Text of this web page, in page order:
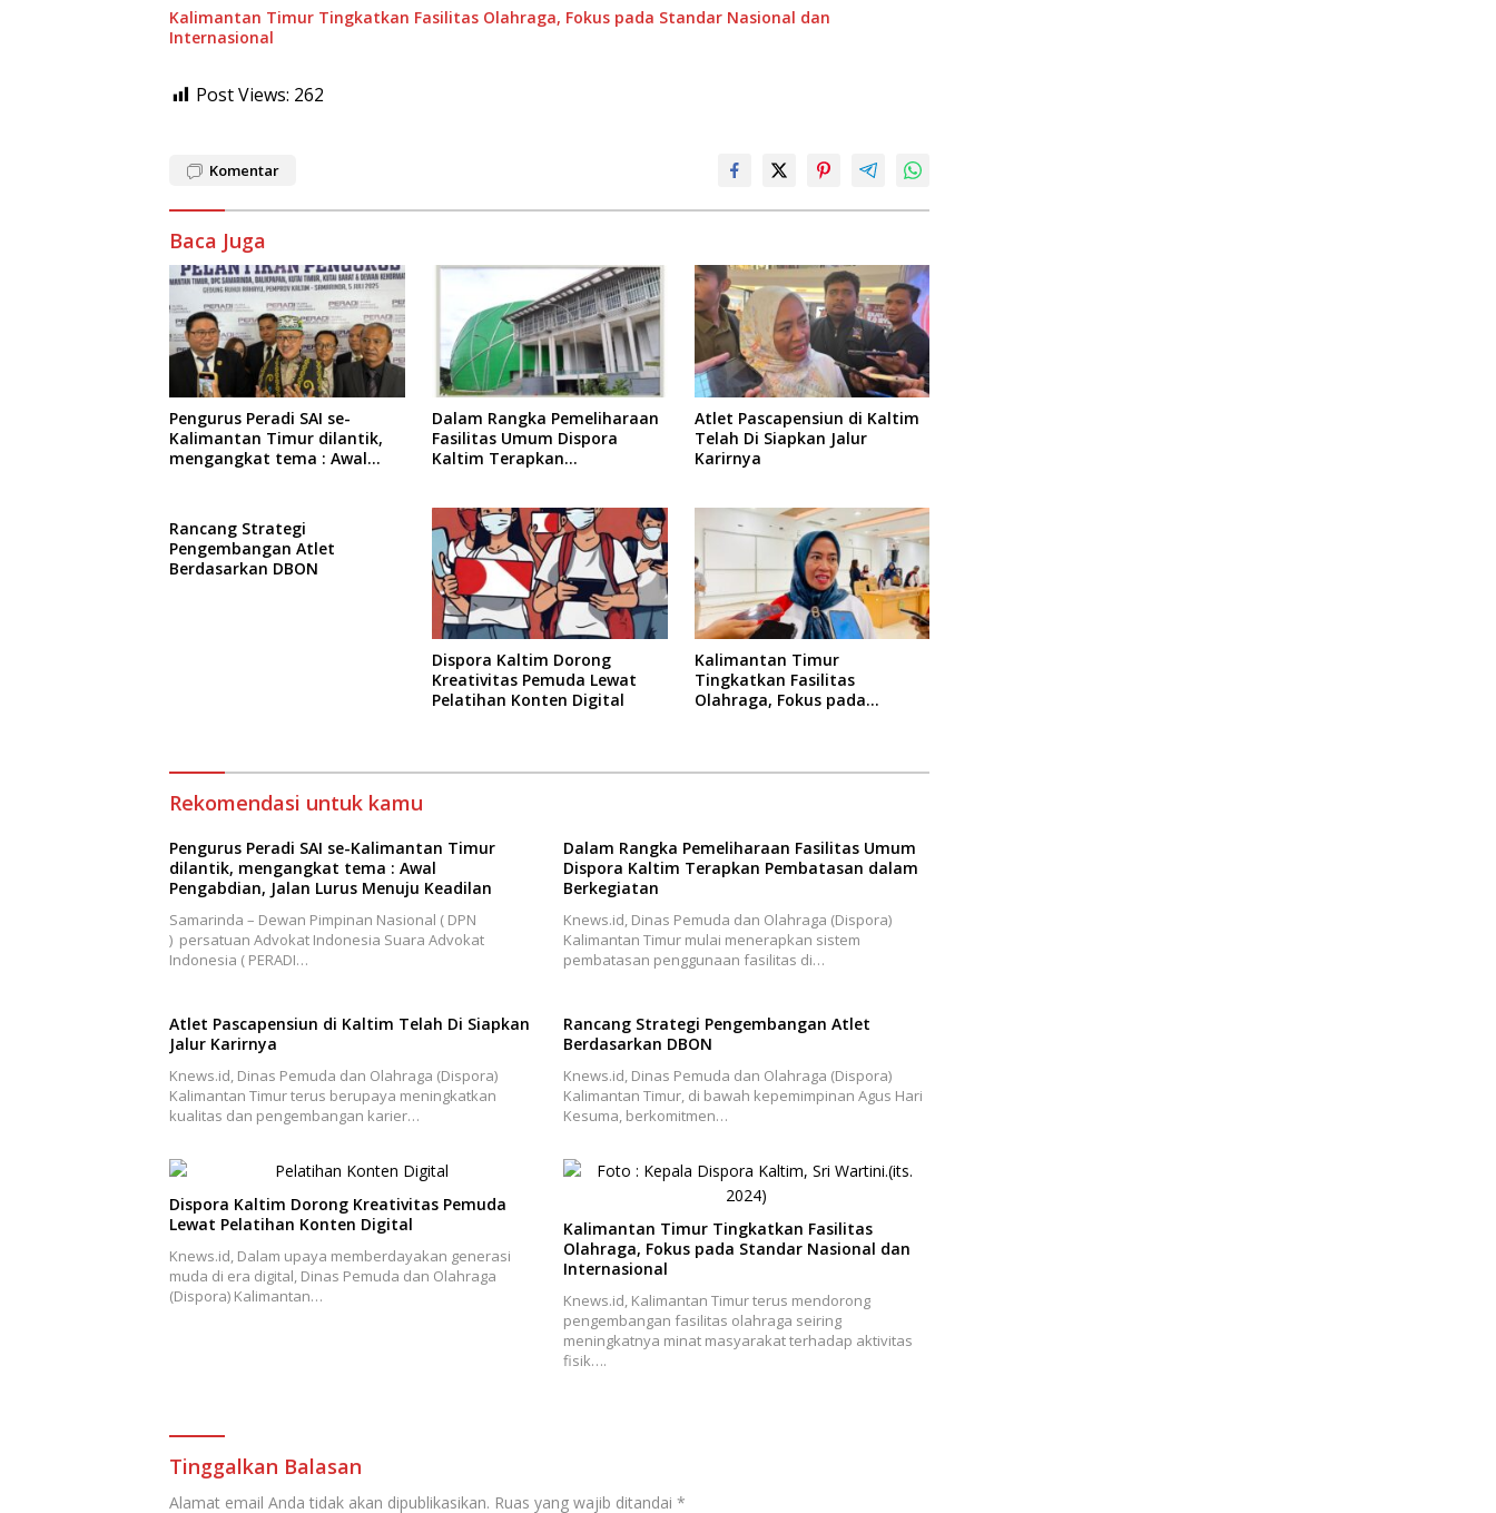
Kalimantan Timur Tingkatkan Fasilitas Olahraga, Fokus pada Standar Nasional dan
Internasional
Post Views: 262
Komentar
Baca Juga
Pengurus Peradi SAI se-
Kalimantan Timur dilantik,
mengangkat tema : Awal
Dalam Rangka Pemeliharaan
Fasilitas Umum Dispora
Kaltim Terapkan
Atlet Pascapensiun di Kaltim
Telah Di Siapkan Jalur
Karirnya
Rancang Strategi
Pengembangan Atlet
Berdasarkan DBON
Dispora Kaltim Dorong
Kreativitas Pemuda Lewat
Pelatihan Konten Digital
Kalimantan Timur
Tingkatkan Fasilitas
Olahraga, Fokus pada
Rekomendasi untuk kamu
Pengurus Peradi SAI se-Kalimantan Timur
dilantik, mengangkat tema : Awal
Pengabdian, Jalan Lurus Menuju Keadilan
Samarinda – Dewan Pimpinan Nasional ( DPN
) persatuan Advokat Indonesia Suara Advokat
Indonesia ( PERADI…
Dalam Rangka Pemeliharaan Fasilitas Umum
Dispora Kaltim Terapkan Pembatasan dalam
Berkegiatan
Knews.id, Dinas Pemuda dan Olahraga (Dispora)
Kalimantan Timur mulai menerapkan sistem
pembatasan penggunaan fasilitas di…
Atlet Pascapensiun di Kaltim Telah Di Siapkan
Jalur Karirnya
Knews.id, Dinas Pemuda dan Olahraga (Dispora)
Kalimantan Timur terus berupaya meningkatkan
kualitas dan pengembangan karier…
Rancang Strategi Pengembangan Atlet
Berdasarkan DBON
Knews.id, Dinas Pemuda dan Olahraga (Dispora)
Kalimantan Timur, di bawah kepemimpinan Agus Hari
Kesuma, berkomitmen…
Dispora Kaltim Dorong Kreativitas Pemuda
Lewat Pelatihan Konten Digital
Knews.id, Dalam upaya memberdayakan generasi
muda di era digital, Dinas Pemuda dan Olahraga
(Dispora) Kalimantan…
Kalimantan Timur Tingkatkan Fasilitas
Olahraga, Fokus pada Standar Nasional dan
Internasional
Knews.id, Kalimantan Timur terus mendorong
pengembangan fasilitas olahraga seiring
meningkatnya minat masyarakat terhadap aktivitas
fisik….
Tinggalkan Balasan
Alamat email Anda tidak akan dipublikasikan. Ruas yang wajib ditandai *